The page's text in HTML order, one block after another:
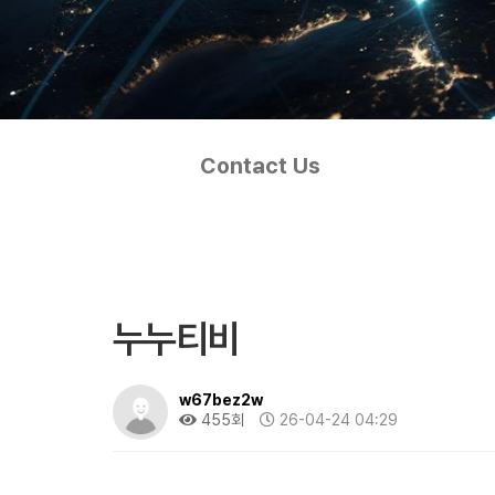
Contact Us
누누티비
w67bez2w
455회
26-04-24 04:29